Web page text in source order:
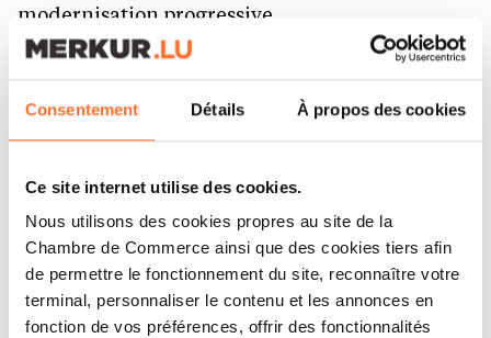
Consentement Détails À propos des cookies
Ce site internet utilise des cookies.
Nous utilisons des cookies propres au site de la
Chambre de Commerce ainsi que des cookies tiers afin
de permettre le fonctionnement du site, reconnaître votre
terminal, personnaliser le contenu et les annonces en
fonction de vos préférences, offrir des fonctionnalités
modernisation progressive.
Un pas de plus vers un
sport mieux structuré,
plus sécurisé
ACL Sport encadre un large éventail de
disciplines – rallye, slalom, karting, course de
côte, eSport – et poursuit son travail de